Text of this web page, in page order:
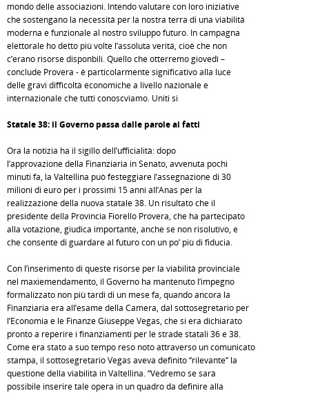
mondo delle associazioni. Intendo valutare con loro iniziative
che sostengano la necessità per la nostra terra di una viabilità
moderna e funzionale al nostro sviluppo futuro. In campagna
elettorale ho detto più volte l’assoluta verità, cioè che non
c’erano risorse disponbili. Quello che otterremo giovedì –
conclude Provera - è particolarmente significativo alla luce
delle gravi difficoltà economiche a livello nazionale e
internazionale che tutti conoscviamo. Uniti si
Statale 38: il Governo passa dalle parole ai fatti
Ora la notizia ha il sigillo dell’ufficialità: dopo
l’approvazione della Finanziaria in Senato, avvenuta pochi
minuti fa, la Valtellina può festeggiare l’assegnazione di 30
milioni di euro per i prossimi 15 anni all’Anas per la
realizzazione della nuova statale 38. Un risultato che il
presidente della Provincia Fiorello Provera, che ha partecipato
alla votazione, giudica importante, anche se non risolutivo, e
che consente di guardare al futuro con un po’ più di fiducia.
Con l’inserimento di queste risorse per la viabilità provinciale
nel maxiemendamento, il Governo ha mantenuto l’impegno
formalizzato non più tardi di un mese fa, quando ancora la
Finanziaria era all’esame della Camera, dal sottosegretario per
l’Economia e le Finanze Giuseppe Vegas, che si era dichiarato
pronto a reperire i finanziamenti per le strade statali 36 e 38.
Come era stato a suo tempo reso noto attraverso un comunicato
stampa, il sottosegretario Vegas aveva definito “rilevante” la
questione della viabilità in Valtellina. “Vedremo se sarà
possibile inserire tale opera in un quadro da definire alla